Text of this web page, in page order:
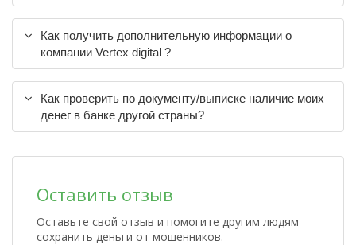
Как получить дополнительную информации о
компании Vertex digital ?
Как проверить по документу/выписке наличие моих
денег в банке другой страны?
Оставить отзыв
Оставьте свой отзыв и помогите другим людям
сохранить деньги от мошенников.